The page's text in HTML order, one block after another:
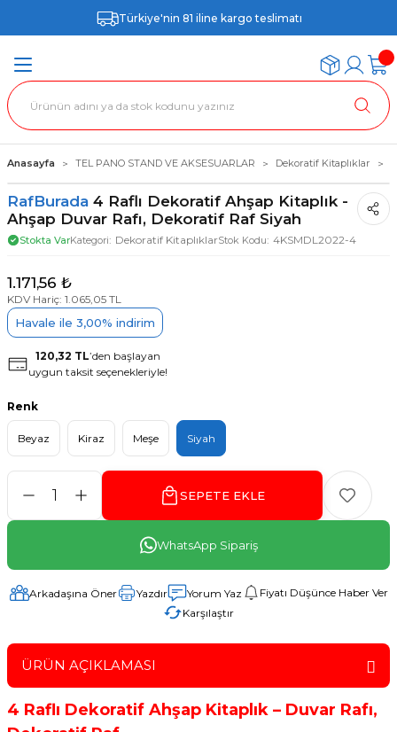
Türkiye'nin 81 iline kargo teslimatı
Anasayfa TEL PANO STAND VE AKSESUARLAR Dekoratif Kitaplıklar
RafBurada 4 Raflı Dekoratif Ahşap Kitaplık -
Ahşap Duvar Rafı, Dekoratif Raf Siyah
Stokta VarKategori Dekoratif KitaplıklarStok Kodu 4KSMDL2022-4
1.171,56 ₺
KDV Hariç: 1.065,05 TL
Havale ile 3,00% indirim
120,32 TL’den başlayan
uygun taksit seçenekleriyle!
Renk
Beyaz Kiraz Meşe Siyah
SEPETE EKLE
WhatsApp Sipariş
Arkadaşına Öner Yazdır Yorum Yaz
Fiyatı Düşünce Haber Ver
Karşılaştır
ÜRÜN AÇIKLAMASI
4 Raflı Dekoratif Ahşap Kitaplık – Duvar Rafı,